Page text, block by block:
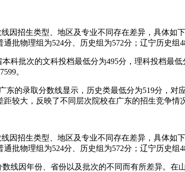
因招生类型、地区及专业不同存在差异，具体
批物理组为524分、历史组为572分；辽宁历史组
本科批次的文科投档最低分为495分，理科投档
。
东的录取分数线显示，历史类最低分为519分，
较大，反映了不同层次院校在广东的招生竞争情
因招生类型、地区及专业不同存在差异，具体
批物理组为524分、历史组为572分；辽宁历史组
数线因年份、省份以及批次的不同而有所差异。